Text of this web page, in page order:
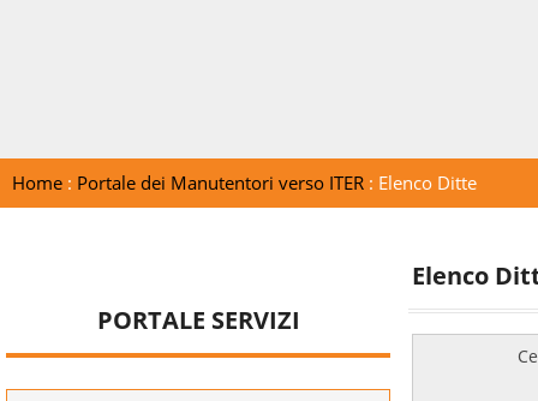
Home: Portale dei Manutentori verso ITER: Elenco Ditte
PORTALE SERVIZI
Elenco